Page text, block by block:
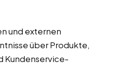
und externen
über Produkte,
Kundenservice-